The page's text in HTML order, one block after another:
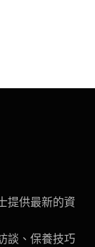
提供最新的資
談、保養技巧